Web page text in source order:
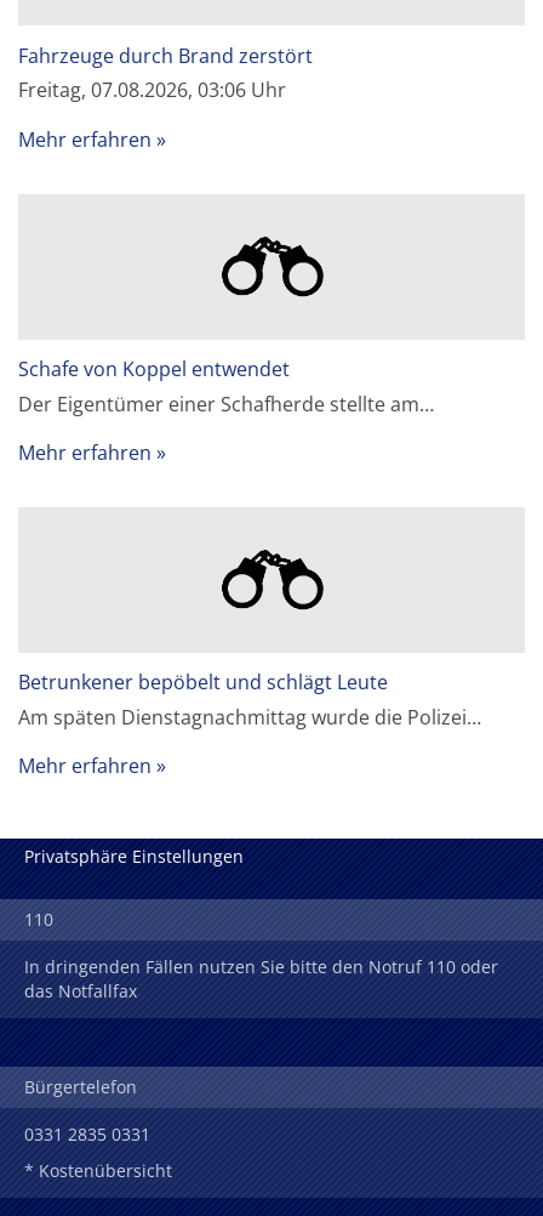
Fahrzeuge durch Brand zerstört
Freitag, 07.08.2026, 03:06 Uhr
Mehr erfahren
Schafe von Koppel entwendet
Der Eigentümer einer Schafherde stellte am…
Mehr erfahren
Betrunkener bepöbelt und schlägt Leute
Am späten Dienstagnachmittag wurde die Polizei…
Mehr erfahren
Privatsphäre Einstellungen
110
In dringenden Fällen nutzen Sie bitte den Notruf 110 oder
das Notfallfax
Bürgertelefon
0331 2835 0331
* Kostenübersicht